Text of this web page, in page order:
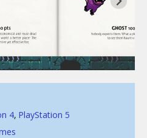
4 PlayStation 5